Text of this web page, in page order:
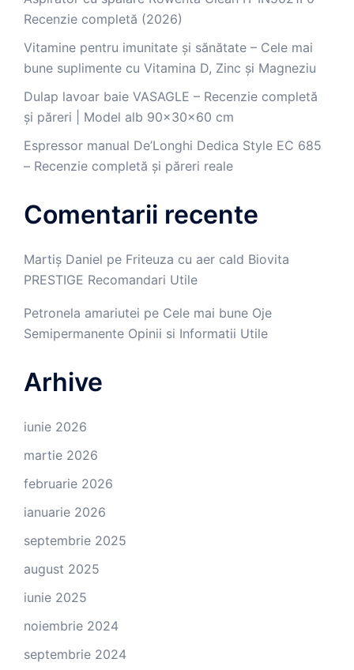
Recenzie completă (2026)
Vitamine pentru imunitate și sănătate – Cele mai
bune suplimente cu Vitamina D, Zinc și Magneziu
Dulap lavoar baie VASAGLE – Recenzie completă
și păreri | Model alb 90x30x60 cm
Espressor manual De’Longhi Dedica Style EC 685
– Recenzie completă și păreri reale
Comentarii recente
Martiș Daniel pe Friteuza cu aer cald Biovita
PRESTIGE Recomandari Utile
Petronela amariutei pe Cele mai bune Oje
Semipermanente Opinii si Informatii Utile
Arhive
iunie 2026
martie 2026
februarie 2026
ianuarie 2026
septembrie 2025
august 2025
iunie 2025
noiembrie 2024
septembrie 2024